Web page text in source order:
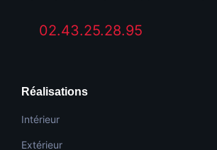
02.43.25.28.95
Réalisations
Intérieur
Extérieur